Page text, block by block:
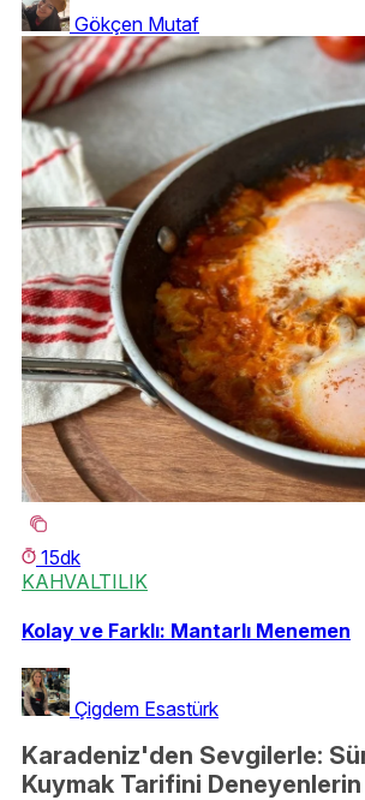
Gökçen Mutaf
15dk
KAHVALTILIK
Kolay ve Farklı: Mantarlı Menemen
Çigdem Esastürk
Karadeniz'den Sevgilerle:
Kuymak Tarifini Deneyenlerin